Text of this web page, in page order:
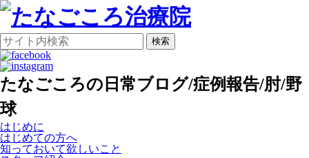
検索
たなごころの日常ブログ/症例報告/肘/野
球
はじめに
はじめての方へ
知っておいて欲しいこと